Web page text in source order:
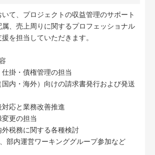
て、プロジェクトの収益管理のサポート
、売上周りに関するプロフェッショナル
を担当していただきます。
仕掛・債権管理の担当
国内・海外）向けの請求書発行および発送
対応と業務改善推進
変更の担当
外税務に関する各種検討
部内運営ワーキンググループ参加など